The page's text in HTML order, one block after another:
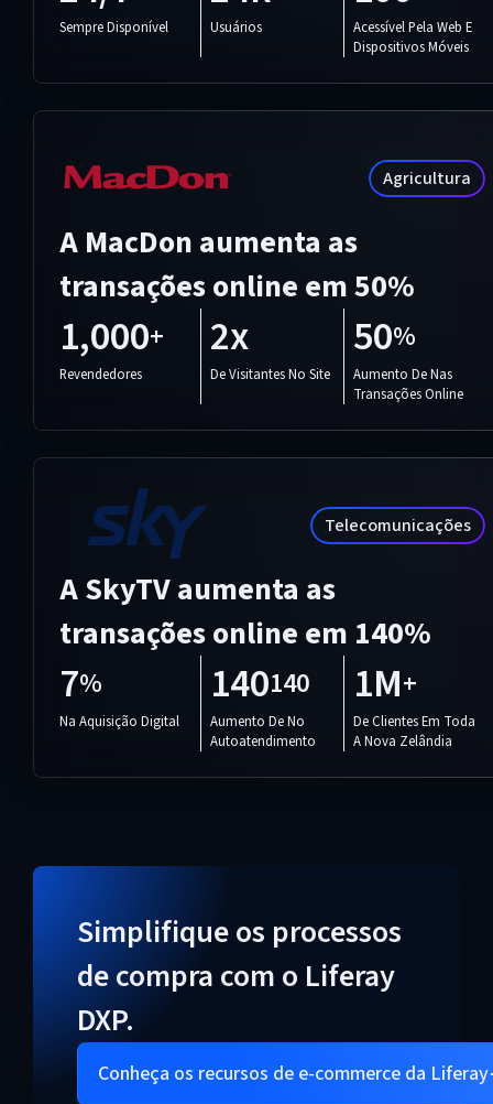
Sempre Disponível Usuários
Acessível Pela Web E
Dispositivos Móveis
Agricultura
A MacDon aumenta as
transações online em 50%
1,000+
Revendedores
2x
De Visitantes No Site
50%
Aumento De Nas
Transações Online
Telecomunicações
A SkyTV aumenta as
transações online em 140%
7%
Na Aquisição Digital
140140
Aumento De No
Autoatendimento
1M+
De Clientes Em Toda
A Nova Zelândia
Simplifique os processos
de compra com o Liferay
DXP.
Conheça os recursos de e-commerce da Liferay